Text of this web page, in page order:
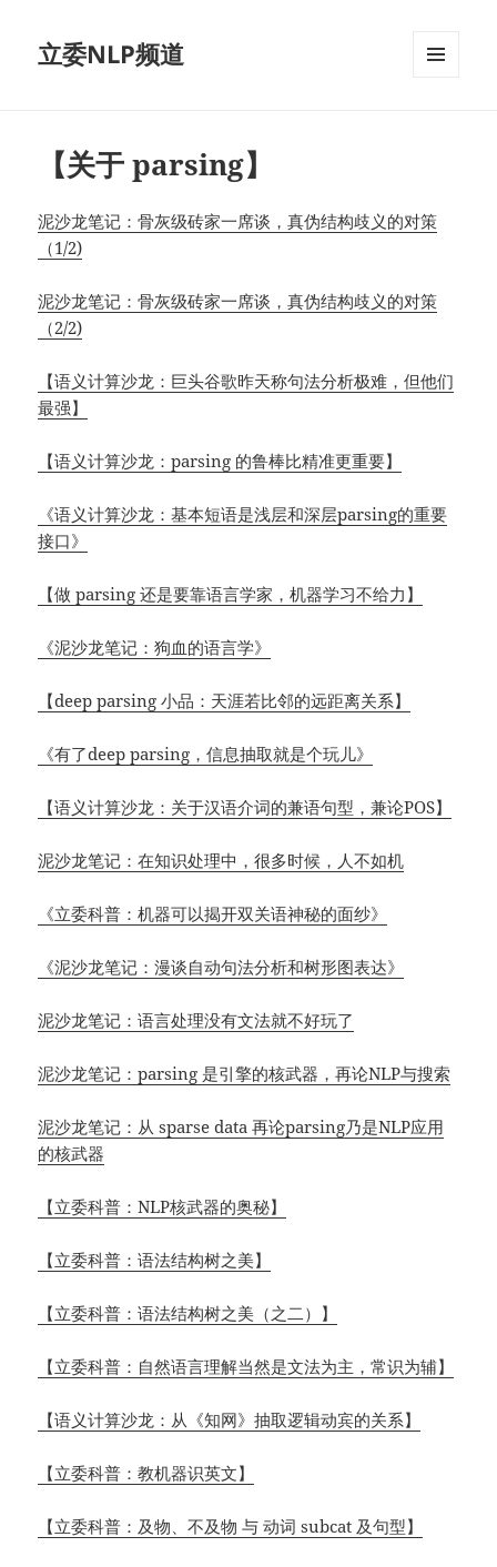
立委NLP频道
【关于 parsing】
泥沙龙笔记：骨灰级砖家一席谈，真伪结构歧义的对策
（1/2)
泥沙龙笔记：骨灰级砖家一席谈，真伪结构歧义的对策
（2/2)
【语义计算沙龙：巨头谷歌昨天称句法分析极难，但他们
最强】
【语义计算沙龙 ：parsing 的鲁棒比精准更重要】
《语义计算沙龙 ：基本短语是浅层和深层parsing的重要
接口》
【做 parsing 还是要靠语言学家，机器学习不给力】
《泥沙龙笔记：狗血的语言学》
【deep parsing 小品：天涯若比邻的远距离关系】
《有了deep parsing，信息抽取就是个玩儿》
【语义计算沙龙 ：关于汉语介词的兼语句型，兼论POS】
泥沙龙笔记：在知识处理中，很多时候，人不如机
《立委科普：机器可以揭开双关语神秘的面纱》
《泥沙龙笔记：漫谈自动句法分析和树形图表达》
泥沙龙笔记：语言处理没有文法就不好玩了
泥沙龙笔记：parsing 是引擎的核武器，再论NLP与搜索
泥沙龙笔记：从 sparse data 再论parsing乃是NLP应用
的核武器
【立委科普：NLP核武器的奥秘】
【立委科普：语法结构树之美】
【立委科普：语法结构树之美（之二）】
【立委科普：自然语言理解当然是文法为主，常识为辅】
【语义计算沙龙 ：从《知网》抽取逻辑动宾的关系】
【立委科普：教机器识英文】
【立委科普：及物、不及物 与 动词 subcat 及句型】